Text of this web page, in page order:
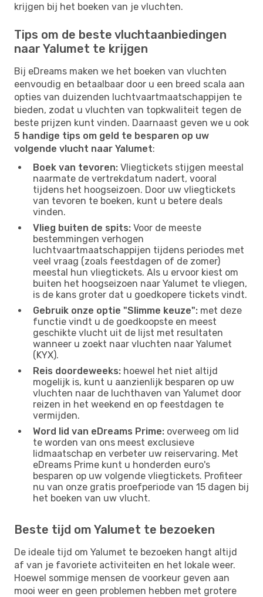
krijgen bij het boeken van je vluchten.
Tips om de beste vluchtaanbiedingen
naar Yalumet te krijgen
Bij eDreams maken we het boeken van vluchten
eenvoudig en betaalbaar door u een breed scala aan
opties van duizenden luchtvaartmaatschappijen te
bieden, zodat u vluchten van topkwaliteit tegen de
beste prijzen kunt vinden. Daarnaast geven we u ook
5 handige tips om geld te besparen op uw
volgende vlucht naar Yalumet:
Boek van tevoren: Vliegtickets stijgen meestal
naarmate de vertrekdatum nadert, vooral
tijdens het hoogseizoen. Door uw vliegtickets
van tevoren te boeken, kunt u betere deals
vinden.
Vlieg buiten de spits: Voor de meeste
bestemmingen verhogen
luchtvaartmaatschappijen tijdens periodes met
veel vraag (zoals feestdagen of de zomer)
meestal hun vliegtickets. Als u ervoor kiest om
buiten het hoogseizoen naar Yalumet te vliegen,
is de kans groter dat u goedkopere tickets vindt.
Gebruik onze optie "Slimme keuze": met deze
functie vindt u de goedkoopste en meest
geschikte vlucht uit de lijst met resultaten
wanneer u zoekt naar vluchten naar Yalumet
(KYX).
Reis doordeweeks: hoewel het niet altijd
mogelijk is, kunt u aanzienlijk besparen op uw
vluchten naar de luchthaven van Yalumet door
reizen in het weekend en op feestdagen te
vermijden.
Word lid van eDreams Prime: overweeg om lid
te worden van ons meest exclusieve
lidmaatschap en verbeter uw reiservaring. Met
eDreams Prime kunt u honderden euro's
besparen op uw volgende vliegtickets. Profiteer
nu van onze gratis proefperiode van 15 dagen bij
het boeken van uw vlucht.
Beste tijd om Yalumet te bezoeken
De ideale tijd om Yalumet te bezoeken hangt altijd
af van je favoriete activiteiten en het lokale weer.
Hoewel sommige mensen de voorkeur geven aan
mooi weer en geen problemen hebben met grotere